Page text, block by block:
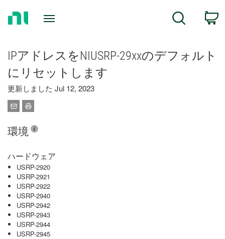
Search
IPアドレスをNIUSRP-29xxのデフォルト
にリセットします
更新しました Jul 12, 2023
環境
ハードウェア
USRP-2920
USRP-2921
USRP-2922
USRP-2940
USRP-2942
USRP-2943
USRP-2944
USRP-2945